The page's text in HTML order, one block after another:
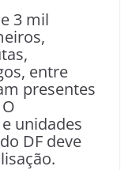
3 mil
entre
presentes
unidades
DF deve